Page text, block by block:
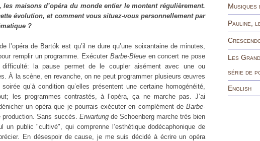
les maisons d’opéra du monde entier le montent régulièrement.
évolution, et comment vous situez-vous personnellement par
?
l’opéra de Bartók est qu’il ne dure qu’une soixantaine de minutes,
remplir un programme. Exécuter Barbe-Bleue en concert ne pose
difficulté: la pause permet de le coupler aisément avec une ou
À la scène, en revanche, on ne peut programmer plusieurs œuvres
qu’à condition qu’elles présentent une certaine homogénéité,
les programmes contrastés, à l’opéra, ça ne marche pas. J’ai
un opéra que je pourrais exécuter en complément de Barbe-
production. Sans succès. Erwartung de Schoenberg marche très bien
un public "cultivé", qui comprenne l’esthétique dodécaphonique de
En désespoir de cause, je me suis décidé à écrire un opéra
Musiques
Pauline,
Les
série de
English